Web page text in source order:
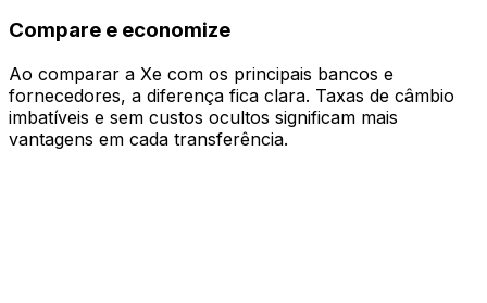
Compare e economize
Ao comparar a Xe com os principais bancos e
fornecedores, a diferença fica clara. Taxas de câmbio
imbatíveis e sem custos ocultos significam mais
vantagens em cada transferência.